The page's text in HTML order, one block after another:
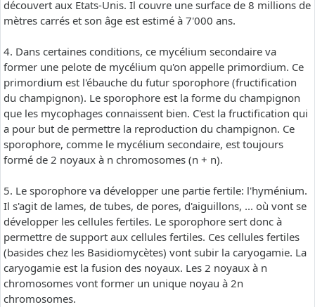
découvert aux Etats-Unis. Il couvre une surface de 8 millions de
mètres carrés et son âge est estimé à 7'000 ans.
4. Dans certaines conditions, ce mycélium secondaire va
former une pelote de mycélium qu'on appelle primordium. Ce
primordium est l'ébauche du futur sporophore (fructification
du champignon). Le sporophore est la forme du champignon
que les mycophages connaissent bien. C'est la fructification qui
a pour but de permettre la reproduction du champignon. Ce
sporophore, comme le mycélium secondaire, est toujours
formé de 2 noyaux à n chromosomes (n + n).
5. Le sporophore va développer une partie fertile: l'hyménium.
Il s'agit de lames, de tubes, de pores, d'aiguillons, ... où vont se
développer les cellules fertiles. Le sporophore sert donc à
permettre de support aux cellules fertiles. Ces cellules fertiles
(basides chez les Basidiomycètes) vont subir la caryogamie. La
caryogamie est la fusion des noyaux. Les 2 noyaux à n
chromosomes vont former un unique noyau à 2n
chromosomes.